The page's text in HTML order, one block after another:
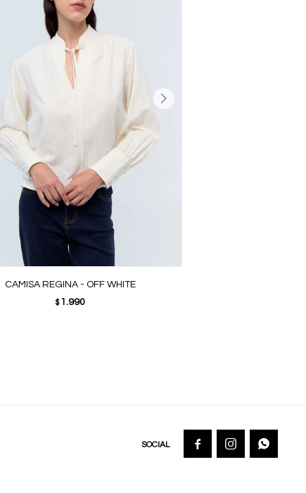
CAMISA REGINA - OFF WHITE
$ 1.990
  